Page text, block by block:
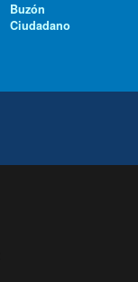
Buzón
Ciudadano